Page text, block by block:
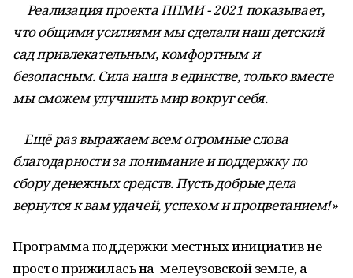
Реализация проекта ППМИ - 2021 показывает,
что общими усилиями мы сделали наш детский
сад привлекательным, комфортным и
безопасным. Сила наша в единстве, только вместе
мы сможем улучшить мир вокруг себя.
Ещё раз выражаем всем огромные слова
благодарности за понимание и поддержку по
сбору денежных средств. Пусть добрые дела
вернутся к вам удачей, успехом и процветанием!»
Программа поддержки местных инициатив не
просто прижилась на мелеузовской земле, а